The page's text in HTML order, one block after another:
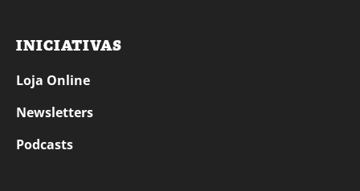
INICIATIVAS
Loja Online
Newsletters
Podcasts